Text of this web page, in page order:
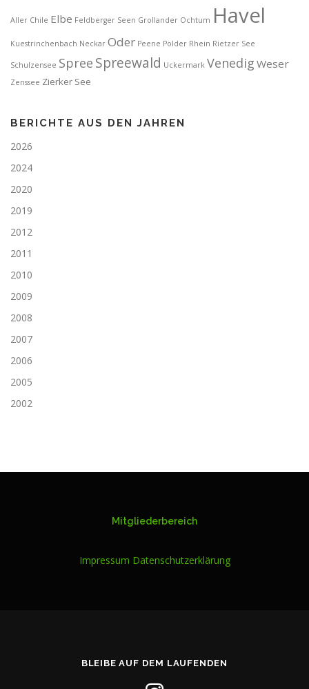
Aller Chile Elbe Feldberger Seen Grollander Ochtum Havel
Kuestrinchenbach Neckar Oder Peene Polder Rhein Rietzer See
Schulzensee Spree Spreewald Uckermark Venedig Weser
Zenssee Zierker See
BERICHTE AUS DEN JAHREN
2026
2024
2020
2019
2012
2011
2010
2009
2008
2007
2006
2005
2002
Mitgliederbereich
Impressum Datenschutzerklärung
BLEIBE AUF DEM LAUFENDEN